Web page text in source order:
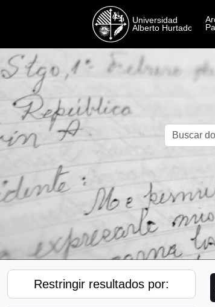
Restringir resultados por: